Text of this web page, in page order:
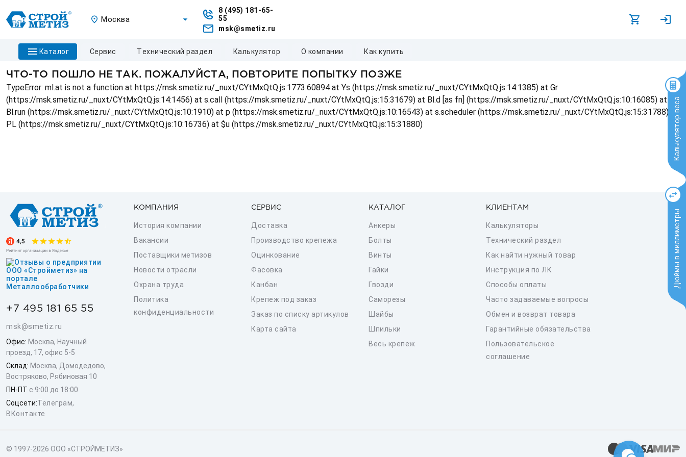
Калькулятор веса
Дюймы в миллиметры
Москва
8 (495) 181-65-
55
msk@smetiz.ru
каталог сервис технический раздел калькулятор о компании как купить
ЧТО-ТО ПОШЛО НЕ ТАК. ПОЖАЛУЙСТА, ПОВТОРИТЕ ПОПЫТКУ ПОЗЖЕ
TypeError: ml.at is not a function at https://msk.smetiz.ru/_nuxt/CYtMxQtQ.js:1773:60894 at Ys (https://msk.smetiz.ru/_nuxt/CYtMxQtQ.js:14:1385) at Gr
(https://msk.smetiz.ru/_nuxt/CYtMxQtQ.js:14:1456) at s.call (https://msk.smetiz.ru/_nuxt/CYtMxQtQ.js:15:31679) at Bl.d [as fn] (https://msk.smetiz.ru/_nuxt/CYtMxQtQ.js:10:16085) at
Bl.run (https://msk.smetiz.ru/_nuxt/CYtMxQtQ.js:10:1910) at p (https://msk.smetiz.ru/_nuxt/CYtMxQtQ.js:10:16543) at s.scheduler (https://msk.smetiz.ru/_nuxt/CYtMxQtQ.js:15:31788) at
PL (https://msk.smetiz.ru/_nuxt/CYtMxQtQ.js:10:16736) at $u (https://msk.smetiz.ru/_nuxt/CYtMxQtQ.js:15:31880)
+7 495 181 65 55
msk@smetiz.ru
Офис: Москва, Научный
проезд, 17, офис 5-5
Склад: Москва, Домодедово,
Востряково, Рябиновая 10
ПН-ПТ с 9:00 до 18:00
Соцсети:Телеграм,
ВКонтакте
КОМПАНИЯ
История компании
Вакансии
Поставщики метизов
Новости отрасли
Охрана труда
Политика
конфиденциальности
СЕРВИС
Доставка
Производство крепежа
Оцинкование
Фасовка
Канбан
Крепеж под заказ
Заказ по списку артикулов
Карта сайта
КАТАЛОГ
Анкеры
Болты
Винты
Гайки
Гвозди
Саморезы
Шайбы
Шпильки
Весь крепеж
КЛИЕНТАМ
Калькуляторы
Технический раздел
Как найти нужный товар
Инструкция по ЛК
Способы оплаты
Часто задаваемые вопросы
Обмен и возврат товара
Гарантийные обязательства
Пользовательское
соглашение
© 1997-2026 ООО «СТРОЙМЕТИЗ»